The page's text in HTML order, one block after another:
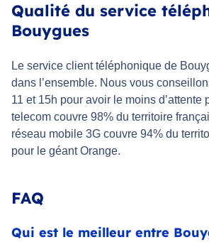
Qualité du service
Bouygues
Le service client téléphonique de
dans l’ensemble. Nous vous
11 et 15h pour avoir le moins d’attente
telecom couvre 98% du territoire
réseau mobile 3G couvre 94% du
pour le géant Orange.
FAQ
Qui est le meilleur entre